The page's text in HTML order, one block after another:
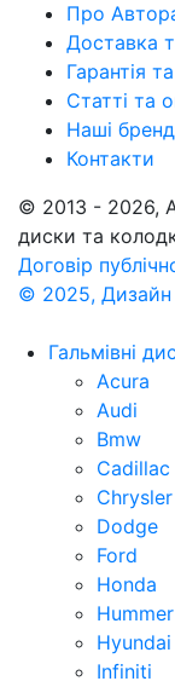
Про
Доставка
Гарантія
Статті та
Наші
Контакти
© 2013 - 2026,
диски та
Договір
© 2025, Дизайн
Гальмівні
Acura
Audi
Bmw
Cadillac
Chrysler
Dodge
Ford
Honda
Hummer
Hyundai
Infiniti